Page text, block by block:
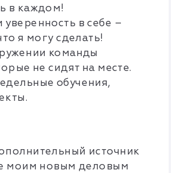
в каждом!
в себе –
я могу сделать!
команды
не сидят на месте.
обучения,
источник
моим новым деловым